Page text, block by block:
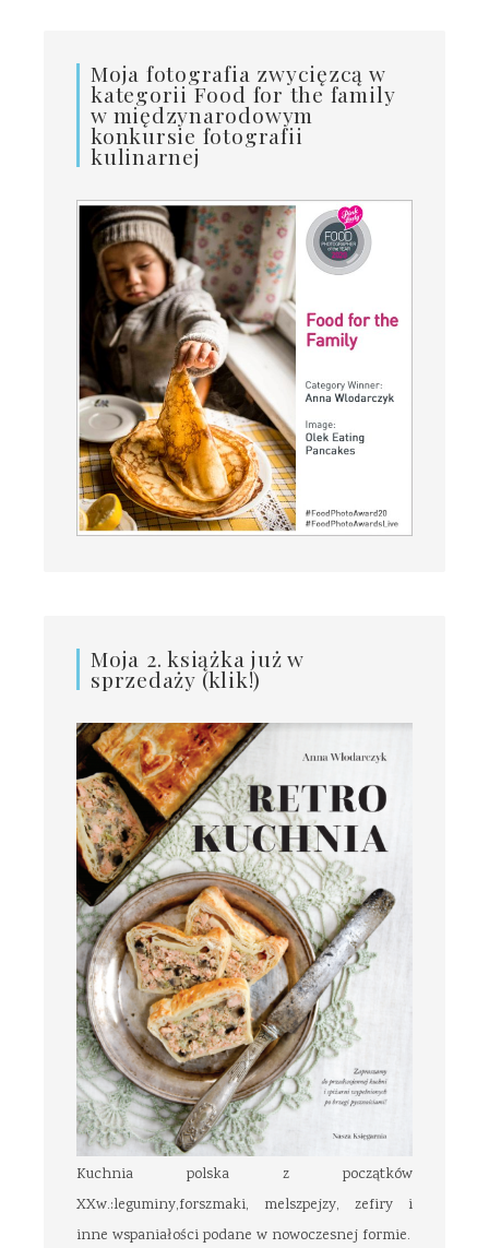
Moja fotografia zwycięzcą w
kategorii Food for the family
w międzynarodowym
konkursie fotografii
kulinarnej
Moja 2. książka już w
sprzedaży (klik!)
Kuchnia polska z początków
XXw.:leguminy,forszmaki, melszpejzy, zefiry i
inne wspaniałości podane w nowoczesnej formie.